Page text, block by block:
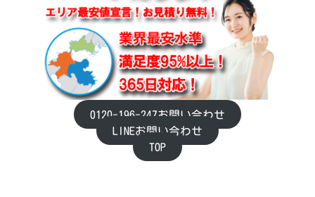
0120-196-247お問い合わせ
LINEお問い合わせ
TOP